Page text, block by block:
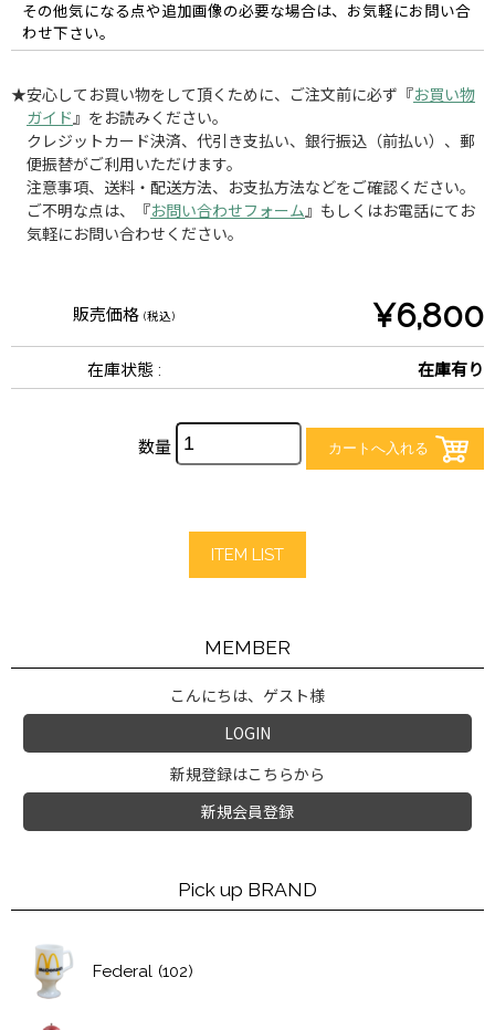
その他気になる点や追加画像の必要な場合は、お気軽にお問い合
わせ下さい。
★安心してお買い物をして頂くために、ご注文前に必ず『お買い物
ガイド 』をお読みください。
クレジットカード決済、代引き支払い、銀行振込（前払い）、郵
便振替がご利用いただけます。
注意事項、送料・配送方法、お支払方法などをご確認ください。
ご不明な点は、『お問い合わせフォーム 』もしくはお電話にてお
気軽にお問い合わせください。
販売価格 (税込) ¥6,800
在庫状態 : 在庫有り
数量
ITEM LIST
MEMBER
こんにちは、ゲスト様
LOGIN
新規登録はこちらから
新規会員登録
Pick up BRAND
Federal (102)